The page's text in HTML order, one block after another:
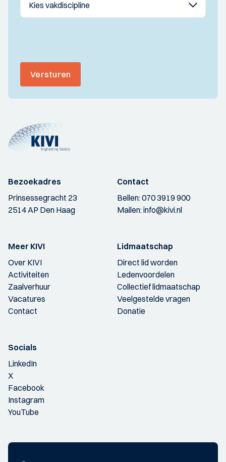
Versturen
Bezoekadres
Prinsessegracht 23
2514 AP Den Haag
Contact
Bellen:070 3919 900
Mailen:info@kivi.nl
Meer KIVI
Over KIVI
Activiteiten
Zaalverhuur
Vacatures
Contact
Lidmaatschap
Direct lid worden
Ledenvoordelen
Collectief lidmaatschap
Veelgestelde vragen
Donatie
Socials
LinkedIn
X
Facebook
Instagram
YouTube